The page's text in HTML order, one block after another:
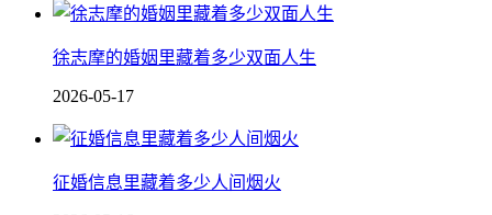
徐志摩的婚姻里藏着多少双面人生
2026-05-17
征婚信息里藏着多少人间烟火